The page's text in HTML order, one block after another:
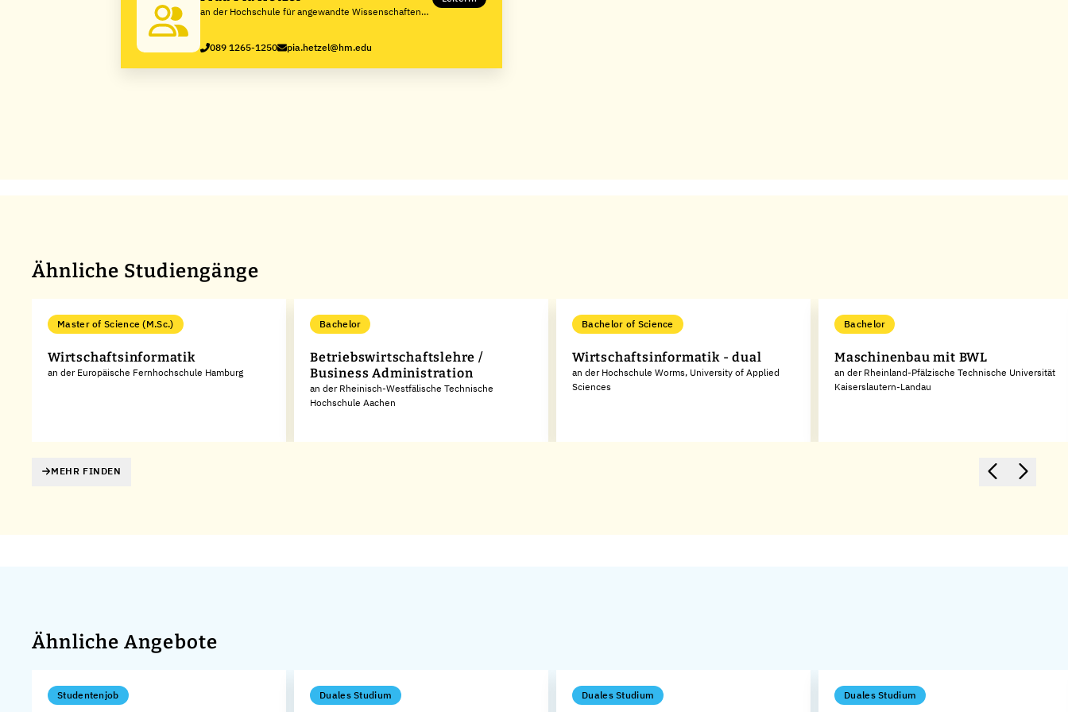
an der Hochschule für angewandte Wissenschaften
089 1265-1250 pia.hetzel@hm.edu
Ähnliche Studiengänge
Master of Science (M.Sc.)
Wirtschaftsinformatik
an der Europäische Fernhochschule Hamburg
Bachelor
Betriebswirtschaftslehre /
Business Administration
an der Rheinisch-Westfälische Technische
Hochschule Aachen
Bachelor of Science
Wirtschaftsinformatik - dual
an der Hochschule Worms, University of Applied
Sciences
Bachelor
Maschinenbau mit BWL
an der Rheinland-Pfälzische Technische Universität
Kaiserslautern-Landau
MEHR FINDEN
Ähnliche Angebote
Studentenjob Duales Studium Duales Studium Duales Studium